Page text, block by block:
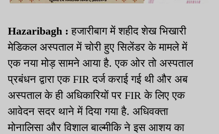
Hazaribagh :हजारीबाग में शहीद शेख भिखारी
मेडिकल अस्पताल में चोरी हुए सिलेंडर के मामले में
एक नया मोड़ सामने आया है. एक ओर तो अस्पताल
प्रबंधन द्वारा एक FIR दर्ज कराई गई थी और अब
अस्पताल के ही अधिकारियों पर FIR के लिए एक
आवेदन सदर थाने में दिया गया है. अधिवक्ता
मोनालिसा और विशाल बाल्मीकि ने इस आशय का